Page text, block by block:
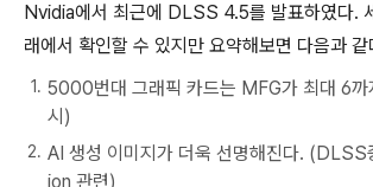
Nvidia에서 최근에 DLSS 4.5를 발표하였다.
래에서 확인할 수 있지만 요약해보면 다음과 같
5000번대 그래픽 카드는 MFG가 최대 6까
시)
AI 생성 이미지가 더욱 선명해진다.
ion 관련)